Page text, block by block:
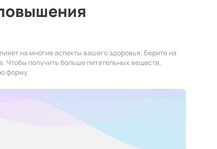
на многие аспекты вашего здоровья. Берите на
Чтобы получить больше питательных веществ,
форму